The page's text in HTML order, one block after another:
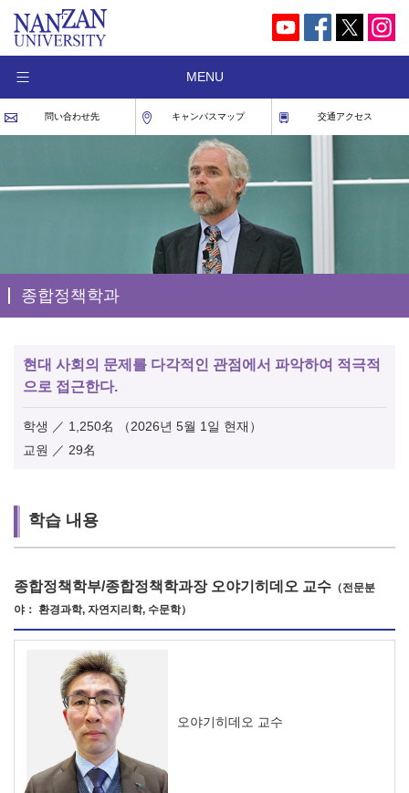
MENU
問い合わせ先 キャンパスマップ 交通アクセス
종합정책학과
현대 사회의 문제를 다각적인 관점에서 파악하여 적극적
으로 접근한다.
학생 ／ 1,250名 （2026년 5월 1일 현재）
교원 ／ 29名
학습 내용
종합정책학부/종합정책학과장 오야기히데오 교수 （전문분
야： 환경과학, 자연지리학, 수문학）
오야기히데오 교수